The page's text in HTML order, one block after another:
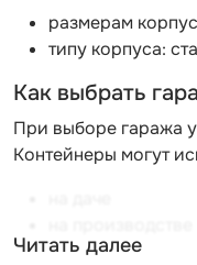
размерам
типу корпуса:
Как выбрать
При выборе гаража
Контейнеры могут
на стройке
Читать далее